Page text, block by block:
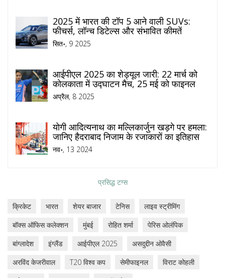
2025 में भारत की टॉप 5 आने वाली SUVs:
फीचर्स, लॉन्च डिटेल्स और संभावित कीमतें
सित॰, 9 2025
आईपीएल 2025 का शेड्यूल जारी: 22 मार्च को
कोलकाता में उद्घाटन मैच, 25 मई को फाइनल
अप्रैल, 8 2025
योगी आदित्यनाथ का मल्लिकार्जुन खड़गे पर हमला:
जानिए हैदराबाद निजाम के रजाकारों का इतिहास
नव॰, 13 2024
प्रसिद्ध टग्स
क्रिकेट भारत शेयर बाजार टेनिस
लाइव स्ट्रीमिंग
बॉक्स ऑफिस कलेक्शन
मुंबई रोहित शर्मा
पेरिस ओलंपिक
बांग्लादेश
इंग्लैंड आईपीएल 2025
असदुद्दीन ओवैसी
अरविंद केजरीवाल
T20 विश्व कप सेमीफाइनल
विराट कोहली